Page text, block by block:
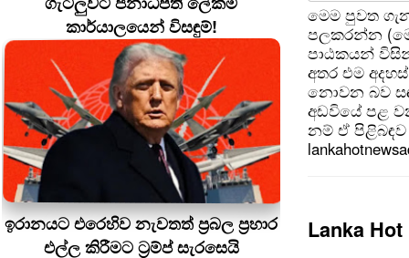
කාර්යාලයෙන් විසඳුම්!
ඉරානයට එරෙහිව නැවතත් ප්‍රබල ප්‍රහාර
එල්ල කිරීමට ට්‍රම්ප් සැරසෙයි
මෙම පුවත
පලකරන්න
පාඨකයන්
අතර එම
නොවන බව
අඩවියේ පළ
නම් ඒ පිළිබඳව
Lanka